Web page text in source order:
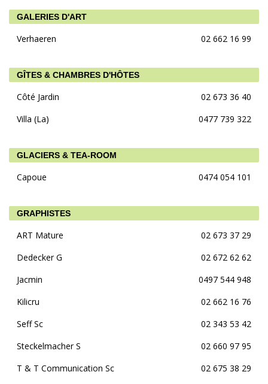
GALERIES D'ART
Verhaeren 02 662 16 99
GÎTES & CHAMBRES D'HÔTES
Côté Jardin
02 673 36 40
Villa (La)
0477 739 322
GLACIERS & TEA-ROOM
Capoue 0474 054 101
GRAPHISTES
ART Mature
02 673 37 29
Dedecker G
02 672 62 62
Jacmin
0497 544 948
Kilicru
02 662 16 76
Seff Sc
02 343 53 42
Steckelmacher S
02 660 97 95
T & T Communication Sc
02 675 38 29